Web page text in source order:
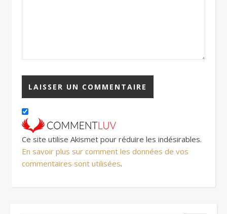
Ce site utilise Akismet pour réduire les indésirables.
En savoir plus sur comment les données de vos
commentaires sont utilisées.